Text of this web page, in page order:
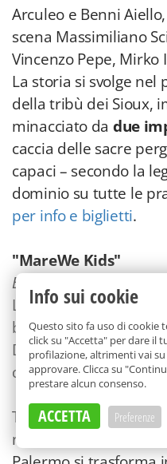
Arculeo e Benni
scena Massimiliano
Vincenzo Pepe, Mirko
La storia si svolge nel
della tribù dei Sioux,
minacciato da due
caccia delle sacre
capaci – secondo la
dominio su tutte le
per info e biglietti.
"MareWe Kids"
Ecomuseo Urbano
L'appuntamento è
bambine e bambini
Dipartimento
domenica dalle 11.00
Tra letture, disegni,
narrate, l’Ecomuseo
Info sui cookie
Questo sito fa uso di cookie
click su "Accetta" per dare il
profilazione, altrimenti vai
approvare. Clicca su
prestare alcun consenso.
ACCETTA Preferenze